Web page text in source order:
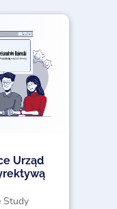
Urząd
Study